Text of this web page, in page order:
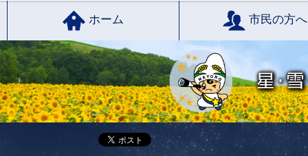
ホーム 市民の方へ